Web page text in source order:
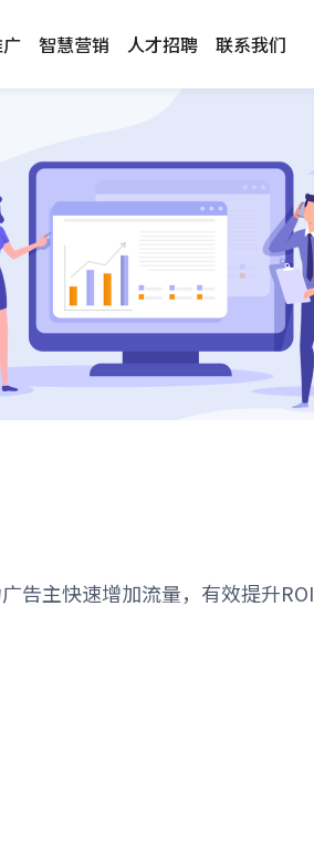
智慧营销 人才招聘 联系我们
告主快速增加流量，有效提升ROI